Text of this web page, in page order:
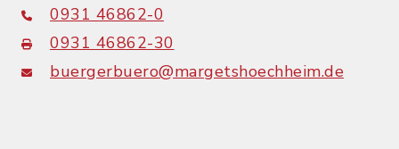
0931 46862-0
0931 46862-30
buergerbuero@margetshoechheim.de